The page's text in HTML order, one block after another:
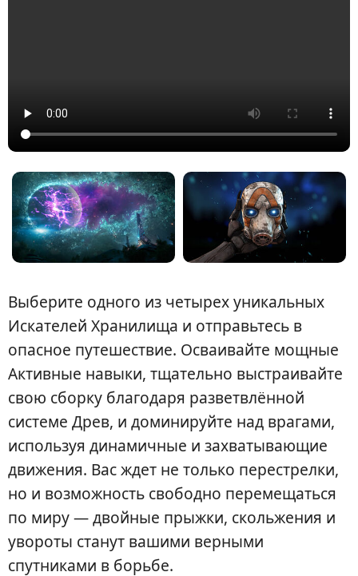
Выберите одного из четырех уникальных
Искателей Хранилища и отправьтесь в
опасное путешествие. Осваивайте мощные
Активные навыки, тщательно выстраивайте
свою сборку благодаря разветвлённой
системе Древ, и доминируйте над врагами,
используя динамичные и захватывающие
движения. Вас ждет не только перестрелки,
но и возможность свободно перемещаться
по миру — двойные прыжки, скольжения и
увороты станут вашими верными
спутниками в борьбе.